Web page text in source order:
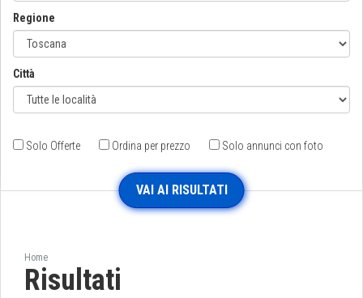
Regione
Città
Solo Offerte Ordina per prezzo Solo annunci con foto
Home
Risultati